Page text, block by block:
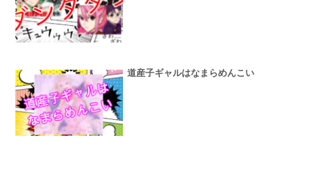
道産子ギャルはなまらめんこい